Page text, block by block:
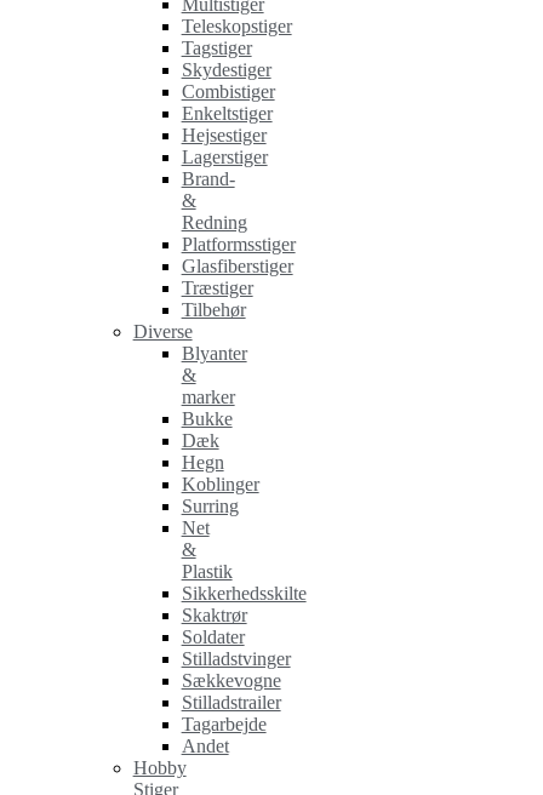
Multistiger
Teleskopstiger
Tagstiger
Skydestiger
Combistiger
Enkeltstiger
Hejsestiger
Lagerstiger
Brand-
&
Redning
Platformsstiger
Glasfiberstiger
Træstiger
Tilbehør
Diverse
Blyanter
&
marker
Bukke
Dæk
Hegn
Koblinger
Surring
Net
&
Plastik
Sikkerhedsskilte
Skaktrør
Soldater
Stilladstvinger
Sækkevogne
Stilladstrailer
Tagarbejde
Andet
Hobby
Stiger